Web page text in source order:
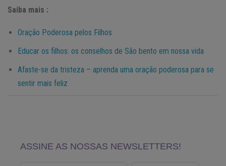
Saiba mais :
Oração Poderosa pelos Filhos
Educar os filhos: os conselhos de São bento em nossa vida
Afaste-se da tristeza – aprenda uma oração poderosa para se
sentir mais feliz